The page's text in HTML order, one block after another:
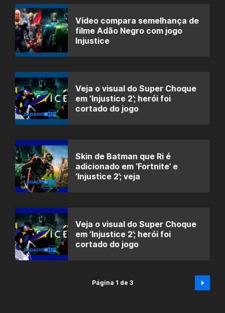
Vídeo compara semelhança de
filme Adão Negro com jogo
Injustice
Veja o visual do Super Choque
em ‘Injustice 2’; herói foi
cortado do jogo
Skin de Batman que Ri é
adicionado em ‘Fortnite’ e
‘Injustice 2’; veja
Veja o visual do Super Choque
em ‘Injustice 2’; herói foi
cortado do jogo
Página 1 de 3